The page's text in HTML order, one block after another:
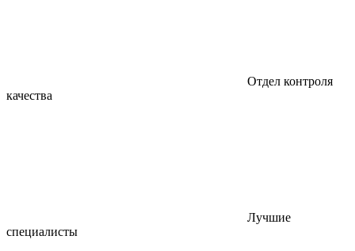
Отдел контроля
качества
Лучшие
специалисты